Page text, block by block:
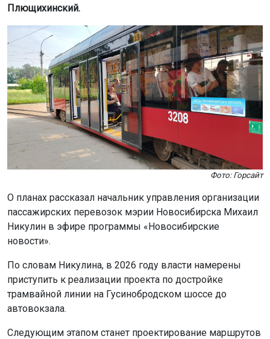
Плющихинский.
Фото: Горсайт
О планах рассказал начальник управления организации
пассажирских перевозок мэрии Новосибирска Михаил
Никулин в эфире программы «Новосибирские
новости».
По словам Никулина, в 2026 году власти намерены
приступить к реализации проекта по достройке
трамвайной линии на Гусинобродском шоссе до
автовокзала.
Следующим этапом станет проектирование маршрутов